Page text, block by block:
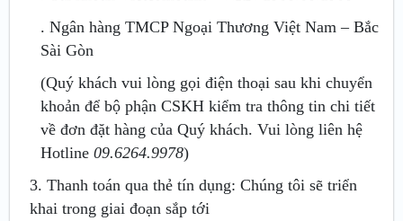
. Ngân hàng TMCP Ngoại Thương Việt Nam – Bắc
Sài Gòn
(Quý khách vui lòng gọi điện thoại sau khi chuyển
khoản để bộ phận CSKH kiểm tra thông tin chi tiết
về đơn đặt hàng của Quý khách. Vui lòng liên hệ
Hotline09.6264.9978)
3. Thanh toán qua thẻ tín dụng: Chúng tôi sẽ triển
khai trong giai đoạn sắp tới